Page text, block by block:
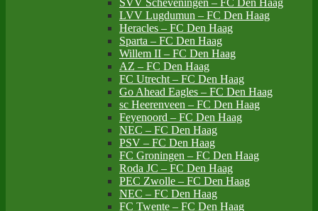
SVV Scheveningen – FC Den Haag
LVV Lugdumun – FC Den Haag
Heracles – FC Den Haag
Sparta – FC Den Haag
Willem II – FC Den Haag
AZ – FC Den Haag
FC Utrecht – FC Den Haag
Go Ahead Eagles – FC Den Haag
sc Heerenveen – FC Den Haag
Feyenoord – FC Den Haag
NEC – FC Den Haag
PSV – FC Den Haag
FC Groningen – FC Den Haag
Roda JC – FC Den Haag
PEC Zwolle – FC Den Haag
NEC – FC Den Haag
FC Twente – FC Den Haag